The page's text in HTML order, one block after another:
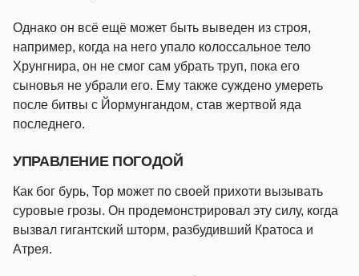
Однако он всё ещё может быть выведен из строя,
например, когда на него упало колоссальное тело
Хрунгнира, он не смог сам убрать труп, пока его
сыновья не убрали его. Ему также суждено умереть
после битвы с Йормунгандом, став жертвой яда
последнего.
УПРАВЛЕНИЕ ПОГОДОЙ
Как бог бурь, Тор может по своей прихоти вызывать
суровые грозы. Он продемонстрировал эту силу, когда
вызвал гигантский шторм, разбудивший Кратоса и
Атрея.